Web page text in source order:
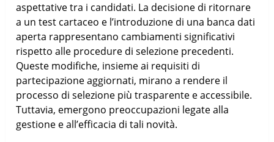
aspettative tra i candidati. La decisione di ritornare
a un test cartaceo e l’introduzione di una banca dati
aperta rappresentano cambiamenti significativi
rispetto alle procedure di selezione precedenti.
Queste modifiche, insieme ai requisiti di
partecipazione aggiornati, mirano a rendere il
processo di selezione più trasparente e accessibile.
Tuttavia, emergono preoccupazioni legate alla
gestione e all’efficacia di tali novità.